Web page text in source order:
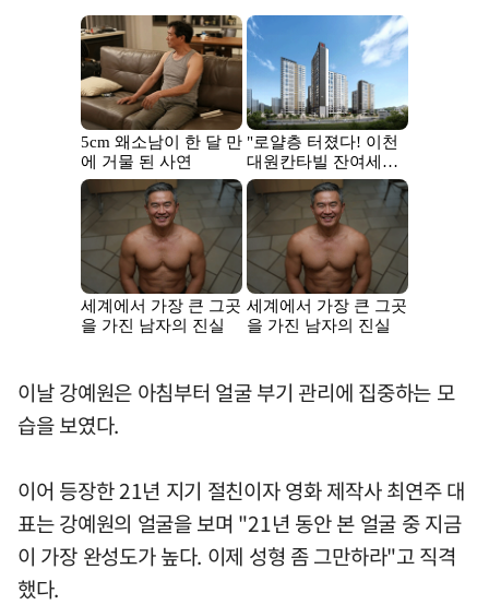
이날 강예원은 아침부터 얼굴 부기 관리에 집중하는 모
습을 보였다.
이어 등장한 21년 지기 절친이자 영화 제작사 최연주 대
표는 강예원의 얼굴을 보며 "21년 동안 본 얼굴 중 지금
이 가장 완성도가 높다. 이제 성형 좀 그만하라"고 직격
했다.